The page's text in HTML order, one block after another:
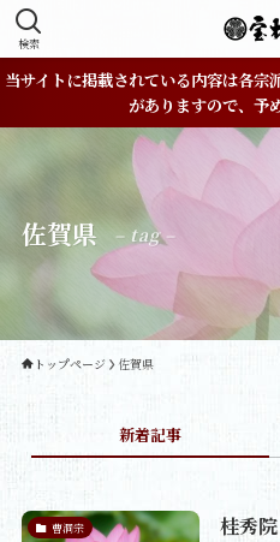
検索
当サイトに掲載されている内容は各
がありますので、予
佐賀県 – tag –
トップページ 佐賀県
新着記事
曹洞宗 桂秀院